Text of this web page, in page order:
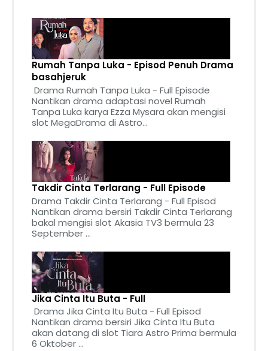
Rumah Tanpa Luka - Episod Penuh Drama
basahjeruk
Drama Rumah Tanpa Luka - Full Episode
Nantikan drama adaptasi novel Rumah
Tanpa Luka karya Ezza Mysara akan mengisi
slot MegaDrama di Astro...
Takdir Cinta Terlarang - Full Episode
Drama Takdir Cinta Terlarang - Full Episod
Nantikan drama bersiri Takdir Cinta Terlarang
bakal mengisi slot Akasia TV3 bermula 23
September ...
Jika Cinta Itu Buta - Full
Drama Jika Cinta Itu Buta - Full Episod
Nantikan drama bersiri Jika Cinta Itu Buta
akan datang di slot Tiara Astro Prima bermula
6 Oktober ...